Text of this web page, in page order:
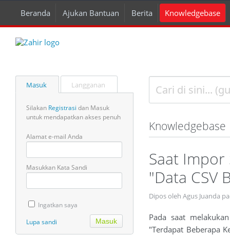
Beranda Ajukan Bantuan Berita Knowledgebase
Masuk Langganan
Silakan Registrasi dan Masuk
untuk mendapatkan akses penuh
Alamat e-mail Anda
Masukkan Kata Sandi
Ingatkan saya
Lupa sandi
Knowledgebase
Saat
"Data CSV
Dipos oleh Agus Juanda
Pada saat
"Terdapat Beberapa